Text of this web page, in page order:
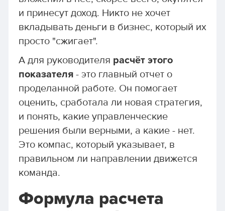
и принесут доход. Никто не хочет
вкладывать деньги в бизнес, который их
просто "сжигает".
А для руководителя расчёт этого
показателя- это главный отчет о
проделанной работе. Он помогает
оценить, сработала ли новая стратегия,
и понять, какие управленческие
решения были верными, а какие - нет.
Это компас, который указывает, в
правильном ли направлении движется
команда.
Формула расчета